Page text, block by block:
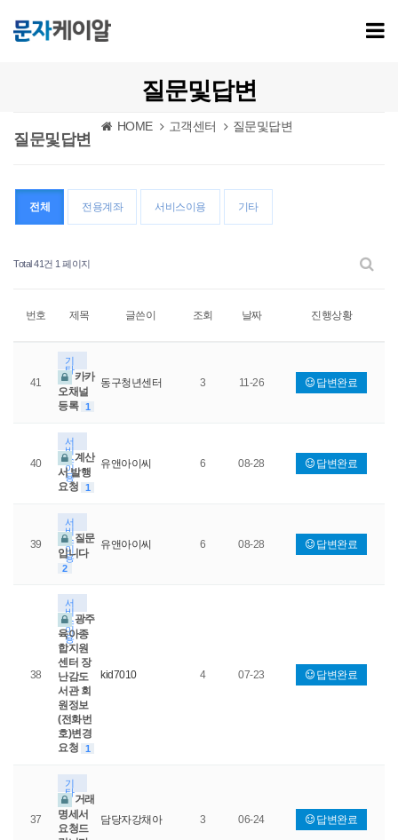
질문및답변
HOME 고객센터 질문및답변
질문및답변
전체 전용계좌 서비스이용 기타
Total 41건 1 페이지
번호 제목 글쓴이 조회 날짜 진행상황
41
기
타
카카
오채널
등록 1
동구청년센터 3 11-26 답변완료
40
서
비
스
이
용
계산
서 발행
요청
1
유앤아이씨 6 08-28 답변완료
39
서
비
스
이
용
질문
입니다
2
유앤아이씨 6 08-28 답변완료
38
서
비
스
이
용
광주
육아종
합지원
센터 장
난감도
서관 회
원정보
(전화번
호)변경
요청
1
kid7010 4 07-23 답변완료
37
기
타
거래
명세서
요청드
담당자강채아 3 06-24 답변완료